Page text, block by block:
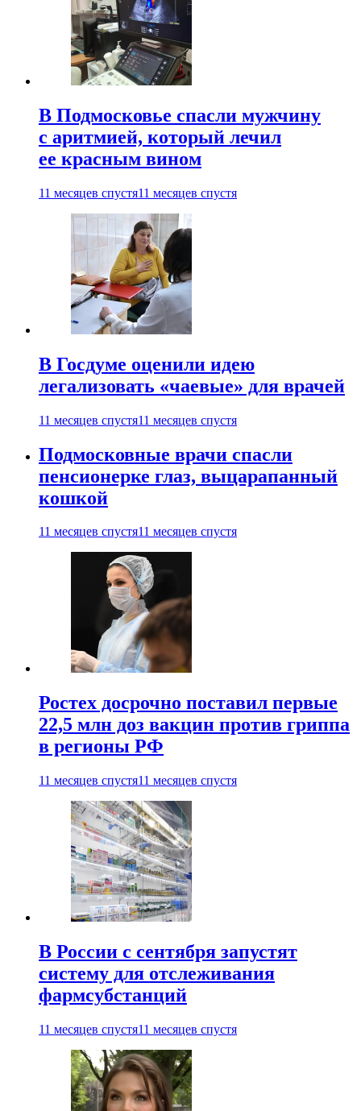
В Подмосковье спасли мужчину
с аритмией, который лечил
ее красным вином
11 месяцев спустя11 месяцев спустя
В Госдуме оценили идею
легализовать «чаевые» для врачей
11 месяцев спустя11 месяцев спустя
Подмосковные врачи спасли
пенсионерке глаз, выцарапанный
кошкой
11 месяцев спустя11 месяцев спустя
Ростех досрочно поставил первые
22,5 млн доз вакцин против гриппа
в регионы РФ
11 месяцев спустя11 месяцев спустя
В России с сентября запустят
систему для отслеживания
фармсубстанций
11 месяцев спустя11 месяцев спустя